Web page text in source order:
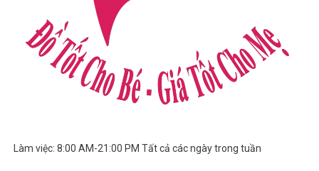
Làm việc: 8:00 AM-21:00 PM Tất cả các ngày trong tuần